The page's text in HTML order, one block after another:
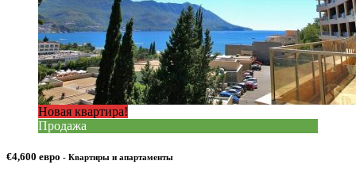
Новая квартира!
Продажа
€4,600 евро - Квартиры и апартаменты